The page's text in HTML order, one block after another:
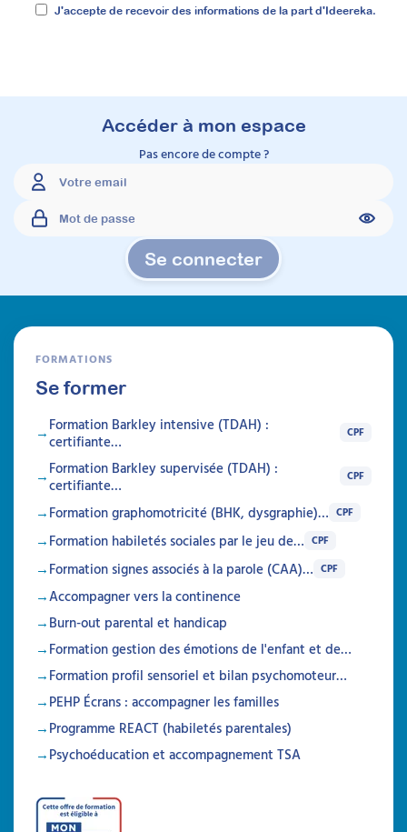
J'accepte de recevoir des informations de la part d'Ideereka.
Accéder à mon espace
Pas encore de compte ?
Se connecter
FORMATIONS
Se former
Formation Barkley intensive (TDAH) :
certifiante…
CPF
Formation Barkley supervisée (TDAH) :
certifiante…
CPF
Formation graphomotricité (BHK, dysgraphie)… CPF
Formation habiletés sociales par le jeu de… CPF
Formation signes associés à la parole (CAA)… CPF
Accompagner vers la continence
Burn-out parental et handicap
Formation gestion des émotions de l'enfant et de…
Formation profil sensoriel et bilan psychomoteur…
PEHP Écrans : accompagner les familles
Programme REACT (habiletés parentales)
Psychoéducation et accompagnement TSA